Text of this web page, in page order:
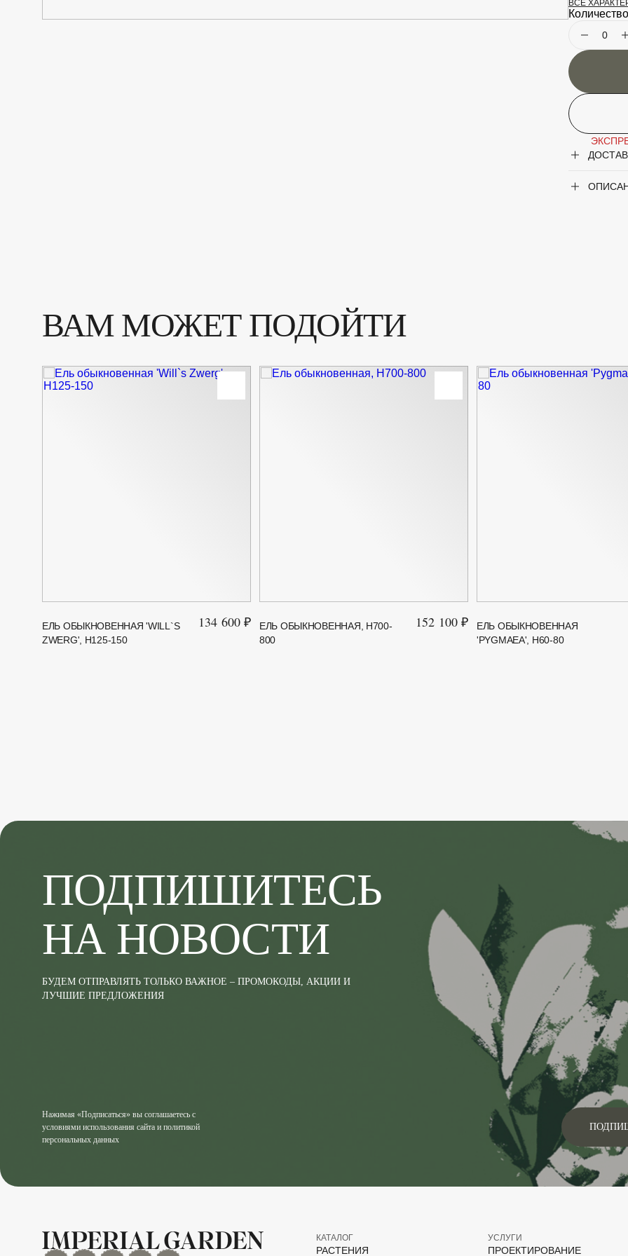
Сорт
ВСЕ
ВАМ МОЖЕТ ПОДОЙТИ
ЕЛЬ ОБЫКНОВЕННАЯ 'WILL`S
ZWERG', H125-150
134 600 ₽
ЕЛЬ ОБЫКНОВЕННАЯ, H700-
800
152 100 ₽
ЕЛЬ ОБЫКНОВЕННАЯ
'PYGMAEA', H60-80
ПОДПИШИТЕСЬ
НА НОВОСТИ
БУДЕМ ОТПРАВЛЯТЬ ТОЛЬКО ВАЖНОЕ – ПРОМОКОДЫ, АКЦИИ И
ЛУЧШИЕ ПРЕДЛОЖЕНИЯ
Нажимая «Подписаться» вы соглашаетесь с
условиями использования сайта и политикой
персональных данных
КАТАЛОГ
РАСТЕНИЯ
УСЛУГИ
ПРОЕКТИРОВАНИЕ